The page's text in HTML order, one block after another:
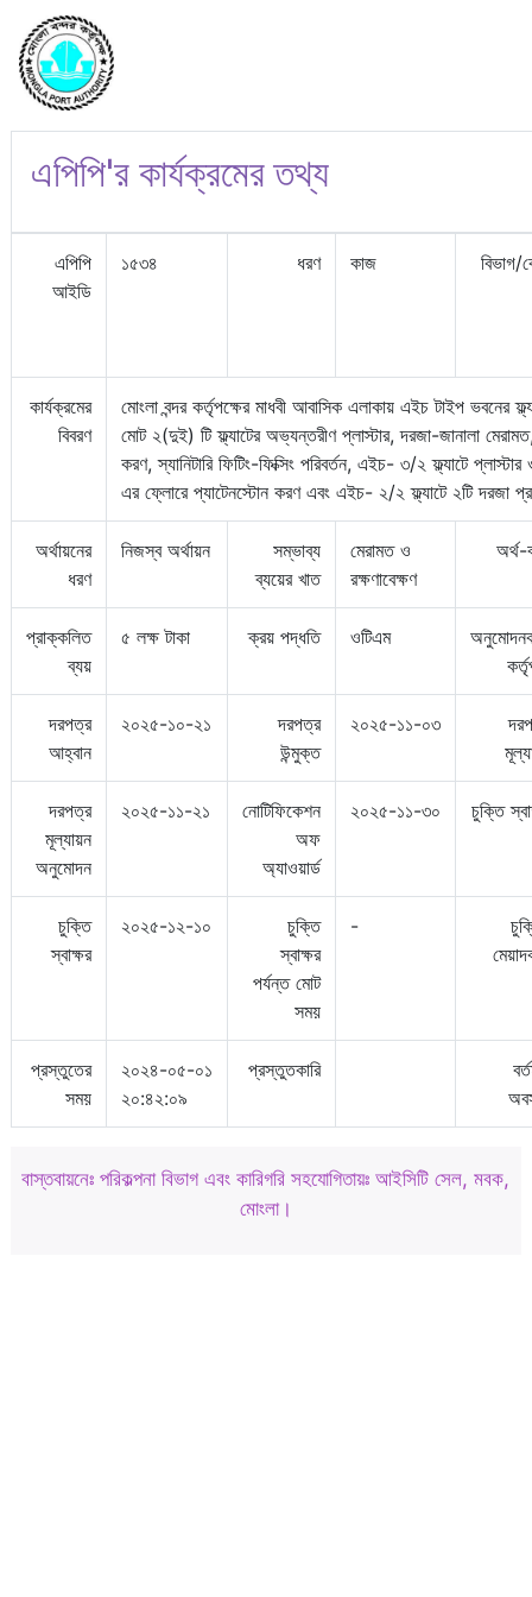
এপিপি'র কার্যক্রমের তথ্য
এপিপি
আইডি
১৫৩৪ ধরণ কাজ বিভাগ/
কার্যক্রমের
বিবরণ
মোংলা বন্দর কর্তৃপক্ষের মাধবী আবাসিক এলাকায় এইচ টাইপ ভবনের
মোট ২(দুই) টি ফ্ল্যাটের অভ্যন্তরীণ প্লাস্টার, দরজা-জানালা
করণ, স্যানিটারি ফিটিং-ফিক্সিং পরিবর্তন, এইচ- ৩/২ ফ্ল্যাটে
এর ফ্লোরে প্যাটেনস্টোন করণ এবং এইচ- ২/২ ফ্ল্যাটে ২টি দরজা
অর্থায়নের
ধরণ
নিজস্ব অর্থায়ন
সম্ভাব্য
ব্যয়ের খাত
মেরামত ও
রক্ষণাবেক্ষণ
অর্থ-
প্রাক্কলিত
ব্যয়
৫ লক্ষ টাকা ক্রয় পদ্ধতি ওটিএম
দরপত্র
আহ্বান
২০২৫-১০-২১
দরপত্র
উন্মুক্ত
২০২৫-১১-০৩
দরপত্র
মূল্যায়ন
অনুমোদন
২০২৫-১১-২১
নোটিফিকেশন
অফ
অ্যাওয়ার্ড
২০২৫-১১-৩০ চুক্তি
চুক্তি
স্বাক্ষর
২০২৫-১২-১০
চুক্তি
স্বাক্ষর
পর্যন্ত মোট
সময়
-
প্রস্তুতের
সময়
২০২৪-০৫-০১
২০:৪২:০৯
প্রস্তুতকারি
বাস্তবায়নেঃ পরিকল্পনা বিভাগ এবং কারিগরি সহযোগিতায়ঃ আইসিটি সেল, মবক,
মোংলা।